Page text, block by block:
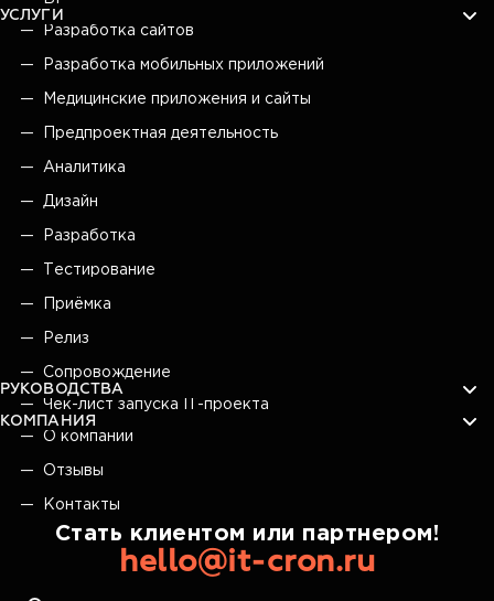
УСЛУГИ
Разработка сайтов
Разработка мобильных приложений
Медицинские приложения и сайты
Предпроектная деятельность
Аналитика
Дизайн
Разработка
Тестирование
Приёмка
Релиз
Сопровождение
РУКОВОДСТВА
Чек-лист запуска IT-проекта
КОМПАНИЯ
О компании
Отзывы
Контакты
Стать клиентом или партнером!
hello@it-cron.ru